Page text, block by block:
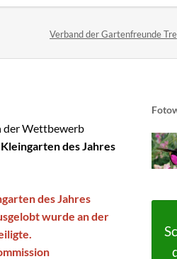
Texte zur
Verband der Gartenfreunde
der Wettbewerb
des Jahres
des Jahres
wurde an der